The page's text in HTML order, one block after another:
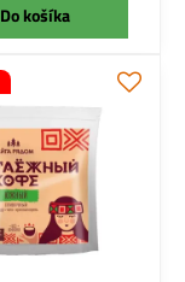
Do košíka